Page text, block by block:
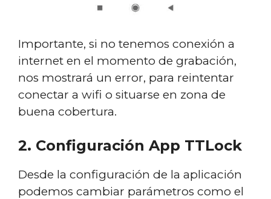
Importante, si no tenemos conexión a
internet en el momento de grabación,
nos mostrará un error, para reintentar
conectar a wifi o situarse en zona de
buena cobertura.
2. Configuración App TTLock
Desde la configuración de la aplicación
podemos cambiar parámetros como el